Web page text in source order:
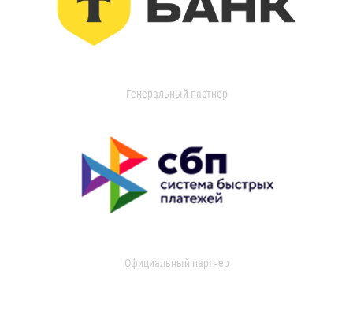
Генеральный партнер
Официальный партнер